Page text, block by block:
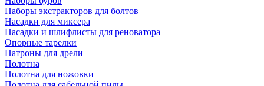
Наборы экстракторов для болтов
Насадки для миксера
Насадки и шлифлисты для реноватора
Опорные тарелки
Патроны для дрели
Полотна
Полотна для ножовки